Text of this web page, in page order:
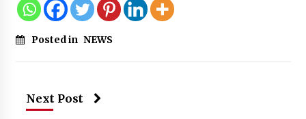
Posted in NEWS
Next Post